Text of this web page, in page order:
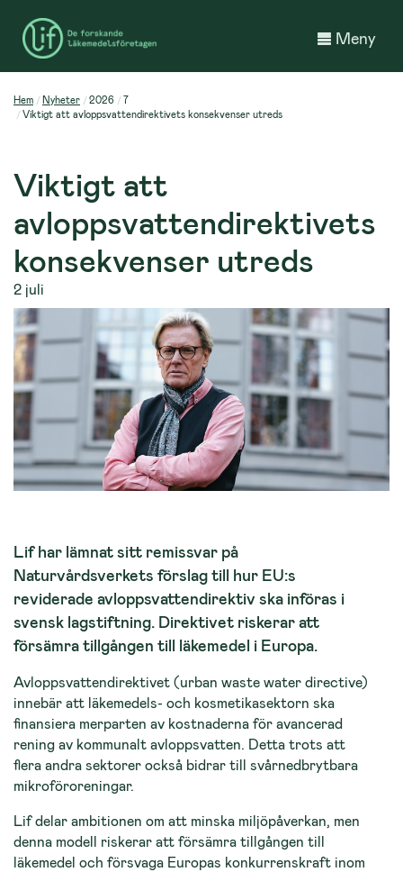
Meny
Hem Nyheter 2026
7
Viktigt att avloppsvattendirektivets konsekvenser utreds
Viktigt att
avloppsvattendirektivets
konsekvenser utreds
2 juli
Lif har lämnat sitt remissvar på
Naturvårdsverkets förslag till hur EU:s
reviderade avloppsvattendirektiv ska införas i
svensk lagstiftning. Direktivet riskerar att
försämra tillgången till läkemedel i Europa.
Avloppsvattendirektivet (urban waste water directive)
innebär att läkemedels- och kosmetikasektorn ska
finansiera merparten av kostnaderna för avancerad
rening av kommunalt avloppsvatten. Detta trots att
flera andra sektorer också bidrar till svårnedbrytbara
mikroföroreningar.
Lif delar ambitionen om att minska miljöpåverkan, men
denna modell riskerar att försämra tillgången till
läkemedel och försvaga Europas konkurrenskraft inom